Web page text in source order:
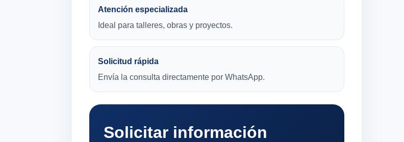
Atención especializada
Ideal para talleres, obras y proyectos.
Solicitud rápida
Envía la consulta directamente por WhatsApp.
Solicitar información